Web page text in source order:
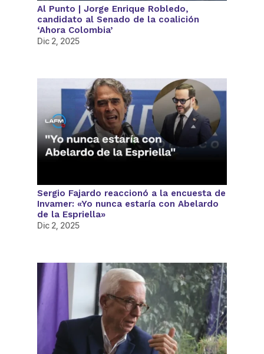
Al Punto | Jorge Enrique Robledo,
candidato al Senado de la coalición
‘Ahora Colombia’
Dic 2, 2025
Sergio Fajardo reaccionó a la encuesta de
Invamer: «Yo nunca estaría con Abelardo
de la Espriella»
Dic 2, 2025